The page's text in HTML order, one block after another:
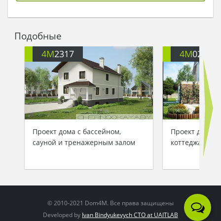
Подобные
4M2317
Проект дома с бассейном,
сауной и тренажерным залом
4M027
Проект
коттеджа
© 2010-2021 Dom4M. Все права защищены
Developed by Ivan Bindyukevych CTO at UAITLAB